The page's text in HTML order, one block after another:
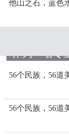
他山之石，蓝色
作为一名专
56个民族，56道
56个民族，56道